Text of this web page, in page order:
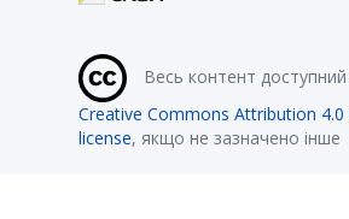
Весь контент доступний
Creative Commons Attribution
license, якщо не зазначено інше